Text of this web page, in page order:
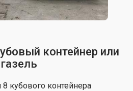
контейнер или
газель
8 кубового контейнера